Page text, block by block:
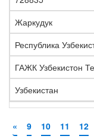
Жаркудук
Республика
ГАЖК Узбекистон
Узбекистан
« 9 10 11 12